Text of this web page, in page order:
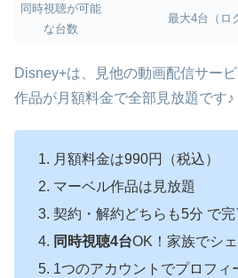
同時視聴が可能
な台数
最大4台（ロ
Disney+は、見他の動画配信サー
作品が月額料金で全部見放題です♪
月額料金は990円（税込）
マーベル作品は見放題
契約・解約どちらも5分 で完
同時視聴4台OK！家族でシ
1つのアカウントでプロフィ